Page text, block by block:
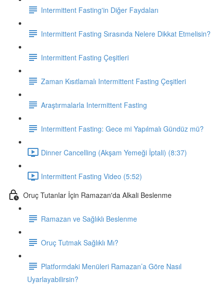
Intermittent Fasting'in Diğer Faydaları
Intermittent Fasting Sırasında Nelere Dikkat Etmelisin?
Intermittent Fasting Çeşitleri
Zaman Kısıtlamalı Intermittent Fasting Çeşitleri
Araştırmalarla Intermittent Fasting
Intermittent Fasting: Gece mi Yapılmalı Gündüz mü?
Dinner Cancelling (Akşam Yemeği İptali) (8:37)
Intermittent Fasting Video (5:52)
Oruç Tutanlar İçin Ramazan'da Alkali Beslenme
Ramazan ve Sağlıklı Beslenme
Oruç Tutmak Sağlıklı Mı?
Platformdaki Menüleri Ramazan’a Göre Nasıl
Uyarlayabilirsin?